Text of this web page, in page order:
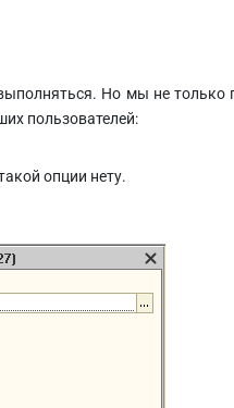
Но мы не только
пользователей:
опции нету.